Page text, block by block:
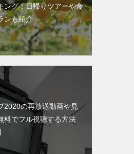
ング！日帰りツアーや食
ンも紹介
2020の再放送動画や見
料でフル視聴する方法